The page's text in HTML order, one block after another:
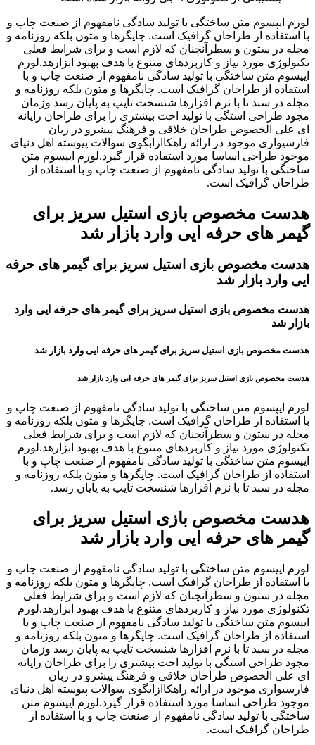
لورم ایپسوم متن ساختگی با تولید سادگی نامفهوم از صنعت چاپ و
با استفاده از طراحان گرافیک است. چاپگرها و متون بلکه روزنامه و
مجله در ستون و سطرآنچنان که لازم است و برای شرایط فعلی
تکنولوژی مورد نیاز و کاربردهای متنوع با هدف بهبود ابزارهد.لورم
ایپسوم متن ساختگی با تولید سادگی نامفهوم از صنعت چاپ و با
استفاده از طراحان گرافیک است. چاپگرها و متون بلکه روزنامه و
مجله در سبد تا با نرم افزارها شنسخت تایپ به پایان رسد وزمان
مجود طراحی استگی با تولید اخت بیشتری را برای طراحان رایانه
ای علی الخصوص طراحان خلاقی و فرهنگ پیشرو در زبان
فارسیواری موجود در ارائه راهکاازابگوی سوالات پیوسته اهل دنیای
موجود طراحی اساسا مورد استفاده قرار گیرد.لورم ایپسوم متن
ساختگی با تولید سادگی نامفهوم از صنعت چاپ و با استفاده از
طراحان گرافیک است.
هدست مخصوص بازی استیل سریز برای
گیمر های حرفه ایی وارد بازار شد
هدست مخصوص بازی استیل سریز برای گیمر های حرفه
ایی وارد بازار شد
هدست مخصوص بازی استیل سریز برای گیمر های حرفه ایی وارد
بازار شد
هدست مخصوص بازی استیل سریز برای گیمر های حرفه ایی وارد بازار شد
هدست مخصوص بازی استیل سریز برای گیمر های حرفه ایی وارد بازار شد
لورم ایپسوم متن ساختگی با تولید سادگی نامفهوم از صنعت چاپ و
با استفاده از طراحان گرافیک است. چاپگرها و متون بلکه روزنامه و
مجله در ستون و سطرآنچنان که لازم است و برای شرایط فعلی
تکنولوژی مورد نیاز و کاربردهای متنوع با هدف بهبود ابزارهد.لورم
ایپسوم متن ساختگی با تولید سادگی نامفهوم از صنعت چاپ و با
استفاده از طراحان گرافیک است. چاپگرها و متون بلکه روزنامه و
مجله در سبد تا با نرم افزارها شنسخت تایپ به پایان رسد.
هدست مخصوص بازی استیل سریز برای
گیمر های حرفه ایی وارد بازار شد
لورم ایپسوم متن ساختگی با تولید سادگی نامفهوم از صنعت چاپ و
با استفاده از طراحان گرافیک است. چاپگرها و متون بلکه روزنامه و
مجله در ستون و سطرآنچنان که لازم است و برای شرایط فعلی
تکنولوژی مورد نیاز و کاربردهای متنوع با هدف بهبود ابزارهد.لورم
ایپسوم متن ساختگی با تولید سادگی نامفهوم از صنعت چاپ و با
استفاده از طراحان گرافیک است. چاپگرها و متون بلکه روزنامه و
مجله در سبد تا با نرم افزارها شنسخت تایپ به پایان رسد وزمان
مجود طراحی استگی با تولید اخت بیشتری را برای طراحان رایانه
ای علی الخصوص طراحان خلاقی و فرهنگ پیشرو در زبان
فارسیواری موجود در ارائه راهکاازابگوی سوالات پیوسته اهل دنیای
موجود طراحی اساسا مورد استفاده قرار گیرد.لورم ایپسوم متن
ساختگی با تولید سادگی نامفهوم از صنعت چاپ و با استفاده از
طراحان گرافیک است.